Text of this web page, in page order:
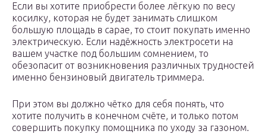
Если вы хотите приобрести более лёгкую по весу
косилку, которая не будет занимать слишком
большую площадь в сарае, то стоит покупать именно
электрическую. Если надёжность электросети на
вашем участке под большим сомнением, то
обезопасит от возникновения различных трудностей
именно бензиновый двигатель триммера.
При этом вы должно чётко для себя понять, что
хотите получить в конечном счёте, и только потом
совершить покупку помощника по уходу за газоном.